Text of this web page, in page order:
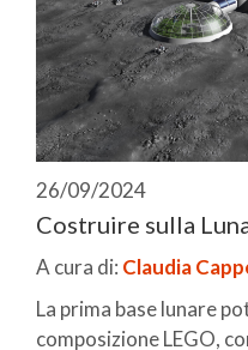
26/09/2024
Costruire sulla
A cura di: Claudia
La prima base lunare
composizione LEGO,